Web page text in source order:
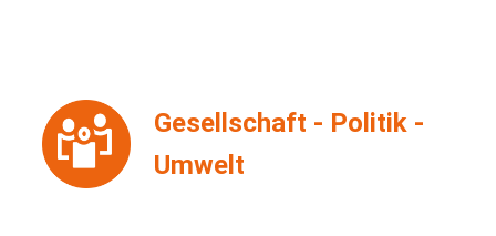
Gesellschaft - Politik -
Umwelt